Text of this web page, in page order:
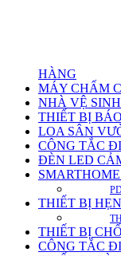
HÀNG
MÁY CHẤM
NHÀ VỆ
THIẾT BỊ
LOA SÂN
CÔNG TẮC
ĐÈN LED
THIẾT BỊ
THIẾT BỊ
CÔNG TẮC